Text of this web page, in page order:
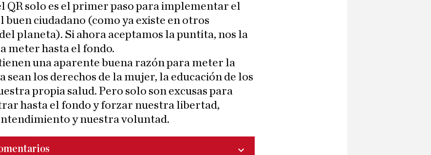
QR solo es el primer paso para implementar el
buen ciudadano (como ya existe en otros
planeta). Si ahora aceptamos la puntita, nos la
meter hasta el fondo.
una aparente buena razón para meter la
sean los derechos de la mujer, la educación de los
propia salud. Pero solo son excusas para
hasta el fondo y forzar nuestra libertad,
y nuestra voluntad.